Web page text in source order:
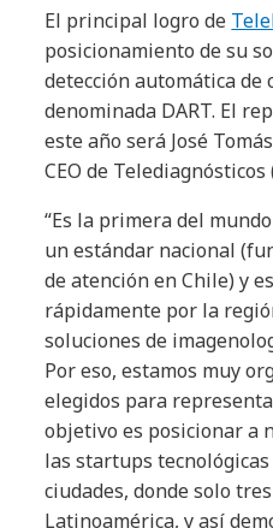
El principal logro de
posicionamiento de su
detección automática de
denominada DART. El
este año será José
CEO de Telediagnósticos
“Es la primera del
un estándar nacional
de atención en Chile) y
rápidamente por la
soluciones de
Por eso, estamos muy
elegidos para
objetivo es posicionar a
las startups
ciudades, donde solo
Latinoamérica, y así